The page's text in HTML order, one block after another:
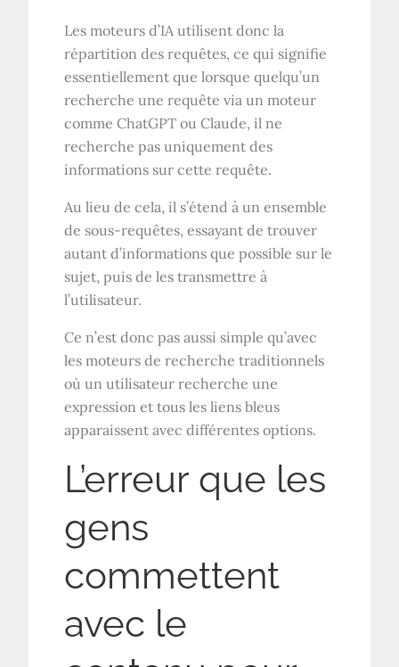
Les moteurs d’IA utilisent donc la
répartition des requêtes, ce qui signifie
essentiellement que lorsque quelqu’un
recherche une requête via un moteur
comme ChatGPT ou Claude, il ne
recherche pas uniquement des
informations sur cette requête.
Au lieu de cela, il s’étend à un ensemble
de sous-requêtes, essayant de trouver
autant d’informations que possible sur le
sujet, puis de les transmettre à
l’utilisateur.
Ce n’est donc pas aussi simple qu’avec
les moteurs de recherche traditionnels
où un utilisateur recherche une
expression et tous les liens bleus
apparaissent avec différentes options.
L’erreur que les
gens
commettent
avec le